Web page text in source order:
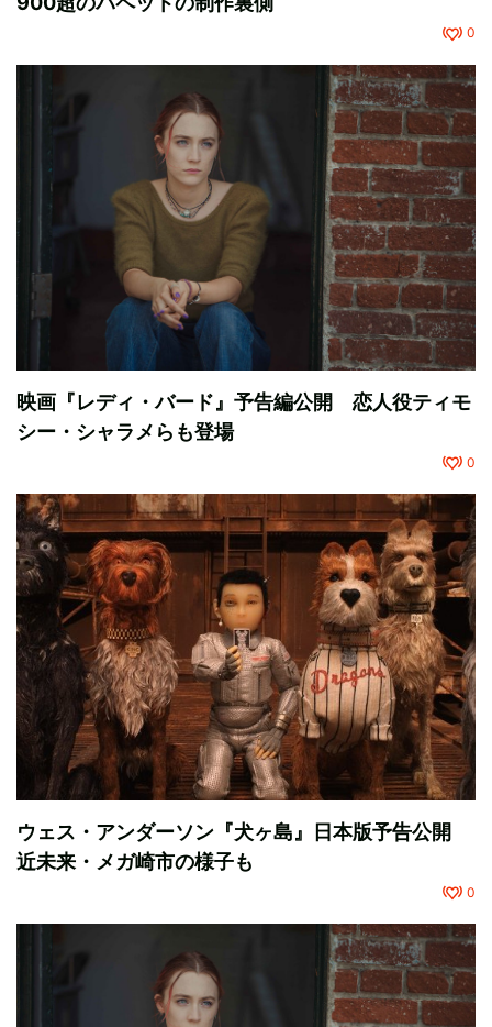
0
映画『レディ・バード』予告編公開 恋人役ティモ
シー・シャラメらも登場
0
ウェス・アンダーソン『犬ヶ島』日本版予告公開
近未来・メガ崎市の様子も
0